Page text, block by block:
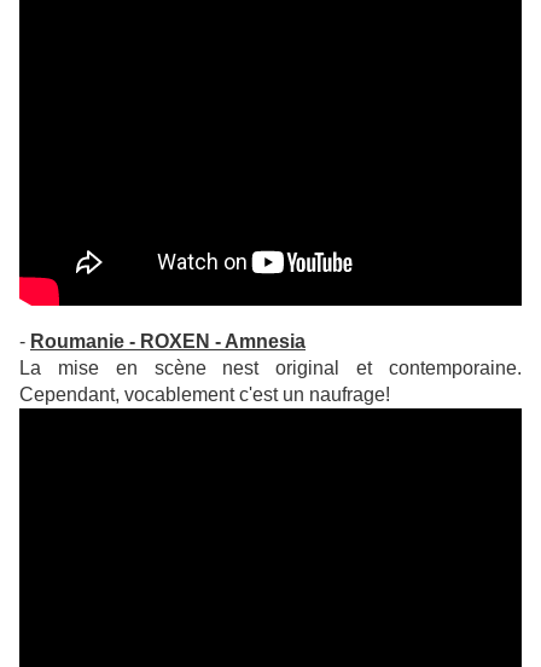
- Roumanie - ROXEN - Amnesia
La mise en scène nest original et contemporaine.
Cependant, vocablement c'est un naufrage!